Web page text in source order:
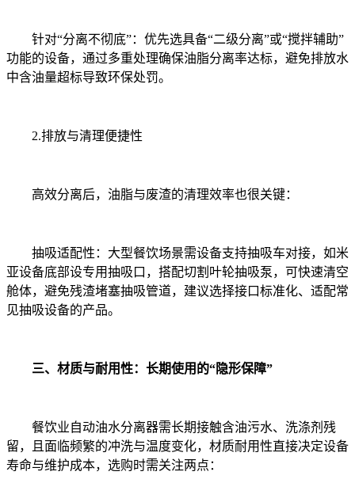
针对“分离不彻底”：优先选具备“二级分离”或“搅拌辅助”
功能的设备，通过多重处理确保油脂分离率达标，避免排放水
中含油量超标导致环保处罚。
2.排放与清理便捷性
高效分离后，油脂与废渣的清理效率也很关键：
抽吸适配性：大型餐饮场景需设备支持抽吸车对接，如米
亚设备底部设专用抽吸口，搭配切割叶轮抽吸泵，可快速清空
舱体，避免残渣堵塞抽吸管道，建议选择接口标准化、适配常
见抽吸设备的产品。
三、材质与耐用性：长期使用的“隐形保障”
餐饮业自动油水分离器需长期接触含油污水、洗涤剂残
留，且面临频繁的冲洗与温度变化，材质耐用性直接决定设备
寿命与维护成本，选购时需关注两点：